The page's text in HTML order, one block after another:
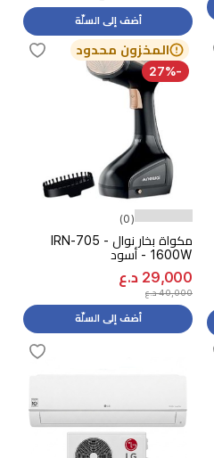
أضف إلى السلّة
المخزون محدود
-27%
(0)
مكواة بخار نوال IRN-705 -
1600W - أسود
29,000 د.ع
40,000 د.ع
أضف إلى السلّة